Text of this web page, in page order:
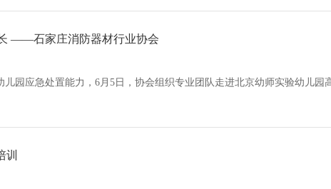
——石家庄消防器材行业协会
园应急处置能力，6月5日，协会组织专业团队走进北京幼师实验幼儿园
训